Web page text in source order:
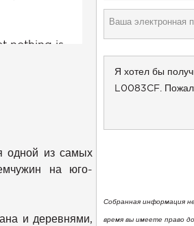
одной из самых
на юго-
и деревнями,
Собранная информация
время вы имеете право